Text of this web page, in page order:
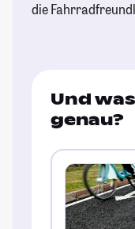
die
Und
genau?